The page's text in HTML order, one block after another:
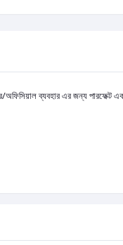
ব্যবহার এর জন্য পারফেক্ট